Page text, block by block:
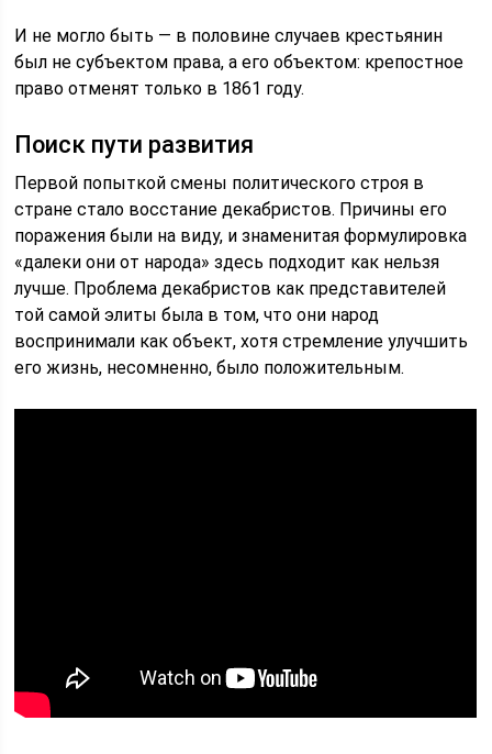
И не могло быть — в половине случаев крестьянин
был не субъектом права, а его объектом: крепостное
право отменят только в 1861 году.
Поиск пути развития
Первой попыткой смены политического строя в
стране стало восстание декабристов. Причины его
поражения были на виду, и знаменитая формулировка
«далеки они от народа» здесь подходит как нельзя
лучше. Проблема декабристов как представителей
той самой элиты была в том, что они народ
воспринимали как объект, хотя стремление улучшить
его жизнь, несомненно, было положительным.